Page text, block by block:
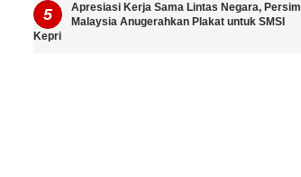
Apresiasi Kerja Sama Lintas Negara, Persim
Malaysia Anugerahkan Plakat untuk SMSI
Kepri